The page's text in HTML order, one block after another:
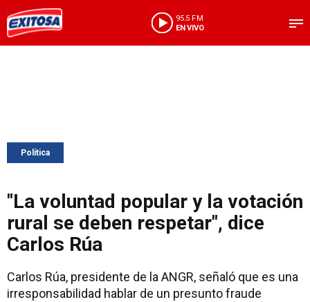
95.5 FM
EN VIVO
Política
"La voluntad popular y la votación
rural se deben respetar", dice
Carlos Rúa
Carlos Rúa, presidente de la ANGR, señaló que es una
irresponsabilidad hablar de un presunto fraude